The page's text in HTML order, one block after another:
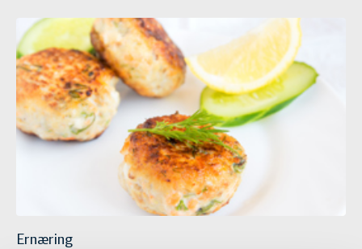
Ernæring
Ernæring